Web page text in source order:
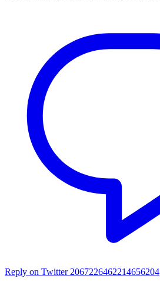
Reply on Twitter 2067226462214656204